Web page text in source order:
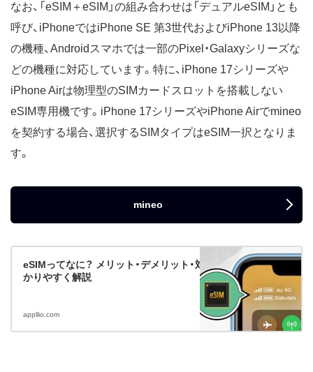
なお、「eSIM＋eSIM」の組み合わせは「デュアルeSIM」とも
呼び、iPhoneではiPhone SE 第3世代およびiPhone 13以降
の機種、Androidスマホでは一部のPixel・Galaxyシリーズな
どの機種に対応しています。特に、iPhone 17シリーズや
iPhone Airは物理型のSIMカードスロットを搭載しない
eSIM専用機です。iPhone 17シリーズやiPhone Airでmineo
を契約する場合、選択するSIMタイプはeSIM一択となりま
す。
mineo
eSIMってなに？ メリット・デメリット・対応キャリアなどわ
かりやすく解説
appllio.com